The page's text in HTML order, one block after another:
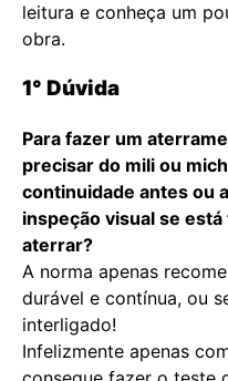
leitura e conheça um
obra.
1° Dúvida
Para fazer um
precisar do mili ou
continuidade antes ou
inspeção visual se
aterrar?
A norma apenas
durável e contínua, ou
interligado!
Infelizmente apenas